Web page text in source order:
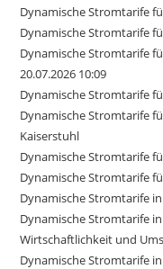
Dynamische Stromtarife
Dynamische Stromtarife
Dynamische Stromtarife
20.07.2026 10:09
Dynamische Stromtarife
Dynamische Stromtarife
Kaiserstuhl
Dynamische Stromtarife
Dynamische Stromtarife
Dynamische Stromtarife
Dynamische Stromtarife
Wirtschaftlichkeit und
Dynamische Stromtarife